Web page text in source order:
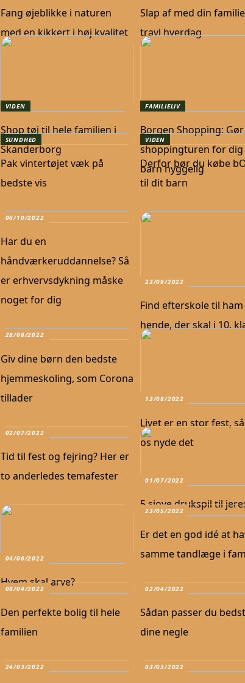
Fang øjeblikke i naturen
med en kikkert i høj kvalitet
Slap af med din
travl hverdag
VIDEN
Shop tøj til hele familien i
Skanderborg
FAMILIELIV
Borgen Shopping: Gør
shoppingturen for
barn hyggelig
SUNDHED
Pak vintertøjet væk på
bedste vis
VIDEN
Derfor bør du købe
til dit barn
06/10/2022
Har du en
håndværkeruddannelse? Så
er erhvervsdykning måske
noget for dig
23/09/2022
Find efterskole til
hende, der skal i 10.
28/08/2022
Giv dine børn den bedste
hjemmeskoling, som Corona
tillader
13/08/2022
Livet er en stor fest,
os nyde det
02/07/2022
Tid til fest og fejring? Her er
to anderledes temafester
01/07/2022
5 sjove drukspil til
04/06/2022
Hvem skal arve?
23/05/2022
Er det en god idé at
samme tandlæge i
08/04/2022
Den perfekte bolig til hele
familien
02/04/2022
Sådan passer du
dine negle
24/03/2022 03/03/2022